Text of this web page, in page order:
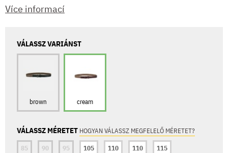
Více informací
VÁLASSZ VARIÁNST
brown cream
VÁLASSZ MÉRETET HOGYAN VÁLASSZ MEGFELELŐ MÉRETET?
85
90 95 105 110 110 115